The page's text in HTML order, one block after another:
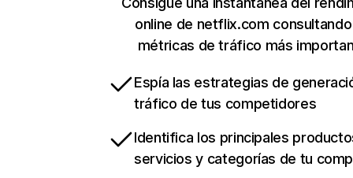
online de netflix.com
métricas de tráfico más
Espía las estrategias de
tráfico de tus competidores
Identifica los principales
servicios y categorías de tu